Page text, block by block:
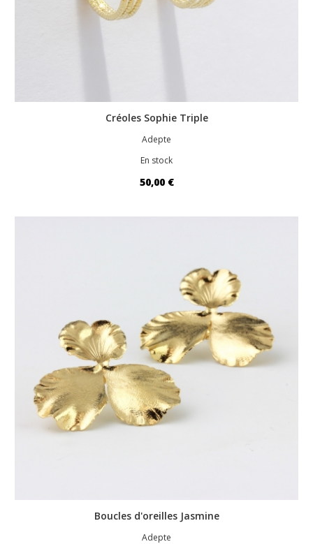
Créoles Sophie Triple
Adepte
En stock
50,00 €
Boucles d'oreilles Jasmine
Adepte